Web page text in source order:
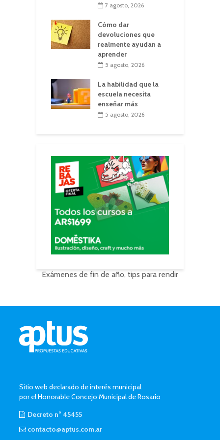
7 agosto, 2026
Cómo dar
devoluciones que
realmente ayudan a
aprender
5 agosto, 2026
La habilidad que la
escuela necesita
enseñar más
5 agosto, 2026
Exámenes de fin de año, tips para rendir
Sitio web declarado de interés municipal
por el Honorable Concejo Municipal de Rosario
Decreto n° 45455
contacto@aptus.com.ar